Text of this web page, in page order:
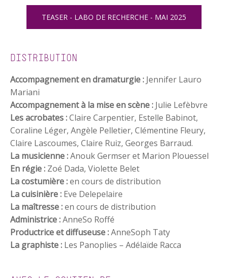
TEASER - LABO DE RECHERCHE - MAI 2025
DISTRIBUTION
Accompagnement en dramaturgie : Jennifer Lauro
Mariani
Accompagnement à la mise en scène : Julie Lefèbvre
Les acrobates :Claire Carpentier, Estelle Babinot,
Coraline Léger, Angèle Pelletier, Clémentine Fleury,
Claire Lascoumes, Claire Ruiz, Georges Barraud.
La musicienne :Anouk Germser et Marion Plouessel
En régie : Zoé Dada, Violette Belet
La costumière :en cours de distribution
La cuisinière : Eve Delepelaire
La maîtresse :en cours de distribution
Administrice :AnneSo Roffé
Productrice et diffuseuse :AnneSoph Taty
La graphiste : Les Panoplies – Adélaïde Racca